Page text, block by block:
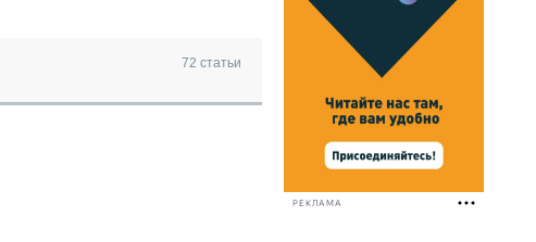
ПАССАЖИРСКИЙ ТРАНСПОРТ
72 статьи
РЕКЛАМА